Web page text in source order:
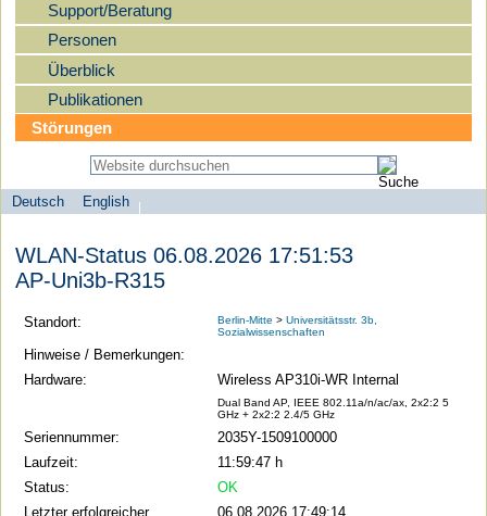
Support/Beratung
Personen
Überblick
Publikationen
Störungen
Sprachauswahl
Deutsch
English
search-menu
Universität
zu
Berlin
Computer-
WLAN-Status 06.08.2026 17:51:53
AP-Uni3b-R315
Standort: Berlin-Mitte >Universitätsstr. 3b,
Sozialwissenschaften
Hinweise / Bemerkungen:
Hardware:
Wireless AP310i-WR Internal
Dual Band AP, IEEE 802.11a/n/ac/ax, 2x2:2 5
GHz + 2x2:2 2.4/5 GHz
Seriennummer:
2035Y-1509100000
Laufzeit:
11:59:47 h
Status:
OK
Letzter erfolgreicher
06.08.2026 17:49:14